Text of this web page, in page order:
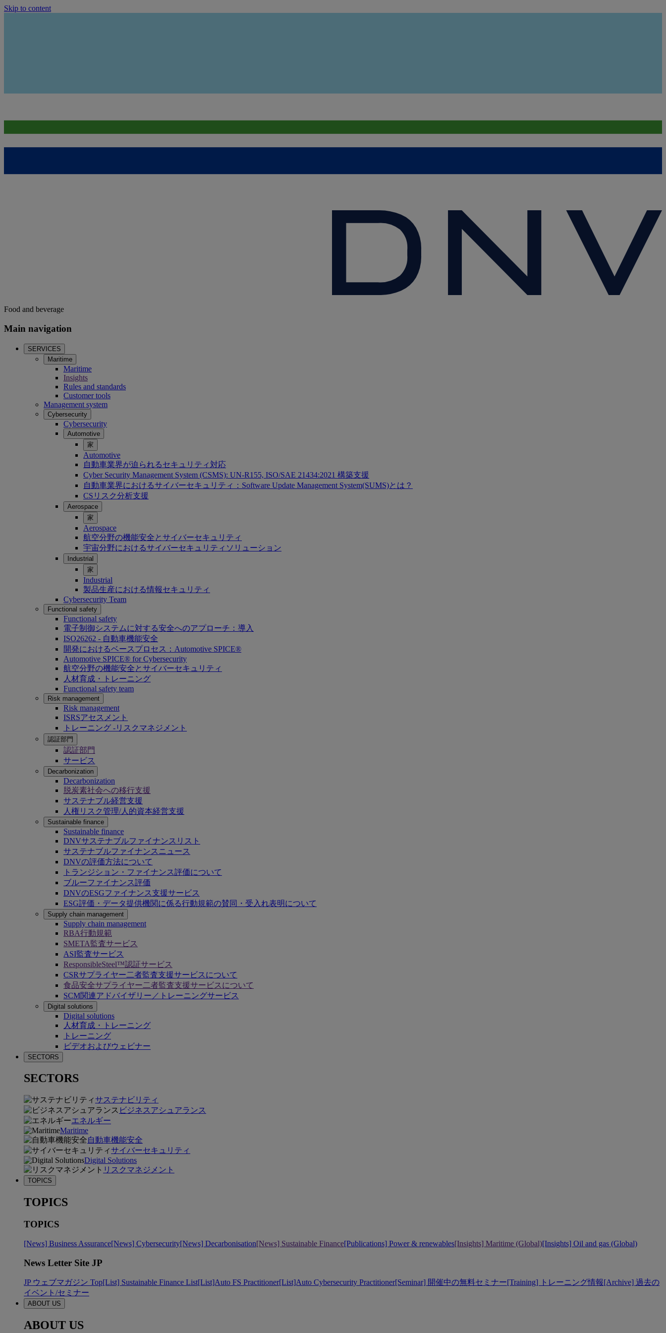
Skip to content
Food and beverage
Main navigation
SERVICES
Maritime
Maritime
Insights
Rules and standards
Customer tools
Management system
Cybersecurity
Cybersecurity
Automotive
家
Automotive
自動車業界が迫られるセキュリティ対応
Cyber Security Management System (CSMS): UN-R155, ISO/SAE 21434:2021 構築支援
自動車業界におけるサイバーセキュリティ：Software Update Management System(SUMS)とは？
CSリスク分析支援
Aerospace
家
Aerospace
航空分野の機能安全とサイバーセキュリティ
宇宙分野におけるサイバーセキュリティソリューション
Industrial
家
Industrial
製品生産における情報セキュリティ
Cybersecurity Team
Functional safety
Functional safety
電子制御システムに対する安全へのアプローチ：導入
ISO26262 - 自動車機能安全
開発におけるベースプロセス：Automotive SPICE®
Automotive SPICE® for Cybersecurity
航空分野の機能安全とサイバーセキュリティ
人材育成・トレーニング
Functional safety team
Risk management
Risk management
ISRSアセスメント
トレーニング -リスクマネジメント
認証部門
認証部門
サービス
Decarbonization
Decarbonization
脱炭素社会への移行支援
サステナブル経営支援
人権リスク管理/人的資本経営支援
Sustainable finance
Sustainable finance
DNVサステナブルファイナンスリスト
サステナブルファイナンスニュース
DNVの評価方法について
トランジション・ファイナンス評価について
ブルーファイナンス評価
DNVのESGファイナンス支援サービス
ESG評価・データ提供機関に係る行動規範の賛同・受入れ表明について
Supply chain management
Supply chain management
RBA行動規範
SMETA監査サービス
ASI監査サービス
ResponsibleSteel™認証サービス
CSRサプライヤー二者監査支援サービスについて
食品安全サプライヤー二者監査支援サービスについて
SCM関連アドバイザリー／トレーニングサービス
Digital solutions
Digital solutions
人材育成・トレーニング
トレーニング
ビデオおよびウェビナー
SECTORS
SECTORS
サステナビリティ
ビジネスアシュアランス
エネルギー
Maritime
自動車機能安全
サイバーセキュリティ
Digital Solutions
リスクマネジメント
TOPICS
TOPICS
TOPICS
[News] Business Assurance[News] Cybersecurity[News] Decarbonisation[News] Sustainable Finance[Publications] Power & renewables[Insights] Maritime (Global)[Insights] Oil and gas (Global)
News Letter Site JP
JP ウェブマガジン Top[List] Sustainable Finance List[List]Auto FS Practitioner[List]Auto Cybersecurity Practitioner[Seminar] 開催中の無料セミナー[Training] トレーニング情報[Archive] 過去の
イベント/セミナー
ABOUT US
ABOUT US